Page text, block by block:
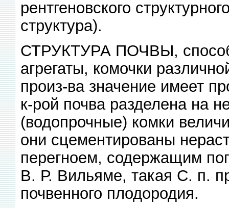
рентгеновского
структура).
СТРУКТУРА ПОЧВЫ,
агрегаты, комочки
произ-ва значение имеет
к-рой почва разделена на
(водопрочные) комки
они сцементированы
перегноем, содержащим
В. Р. Вильяме, такая С. п.
почвенного плодородия.